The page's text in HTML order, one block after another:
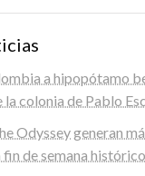
a hipopótamo
la colonia de Pablo
Odyssey generan
de semana histórico